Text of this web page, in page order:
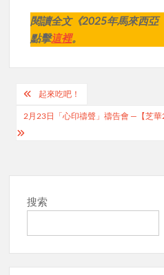
閱讀全文《2025年馬來西亞
點擊這裡。
Post
navigation
起來吃吧！
2月23日「心印禱聲」禱告會 —【芝
搜索